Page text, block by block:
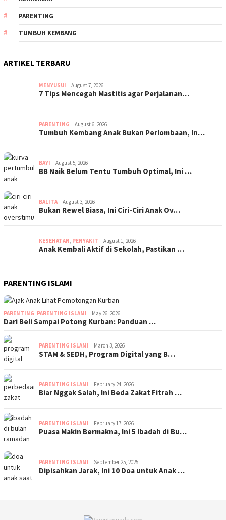
PARENTING
TUMBUH KEMBANG
ARTIKEL TERBARU
MENYUSUI August 7, 2026
7 Tips Mencegah Mastitis agar Perjalanan…
PARENTING August 6, 2026
Tumbuh Kembang Anak Bukan Perlombaan, In…
BAYI August 5, 2026
BB Naik Belum Tentu Tumbuh Optimal, Ini …
BALITA August 3, 2026
Bukan Rewel Biasa, Ini Ciri-Ciri Anak Ov…
KESEHATAN, PENYAKIT August 1, 2026
Anak Kembali Aktif di Sekolah, Pastikan …
PARENTING ISLAMI
PARENTING, PARENTING ISLAMI May 26, 2026
Dari Beli Sampai Potong Kurban: Panduan …
PARENTING ISLAMI March 3, 2026
STAM & SEDH, Program Digital yang B…
PARENTING ISLAMI February 24, 2026
Biar Nggak Salah, Ini Beda Zakat Fitrah …
PARENTING ISLAMI February 17, 2026
Puasa Makin Bermakna, Ini 5 Ibadah di Bu…
PARENTING ISLAMI September 25, 2025
Dipisahkan Jarak, Ini 10 Doa untuk Anak …